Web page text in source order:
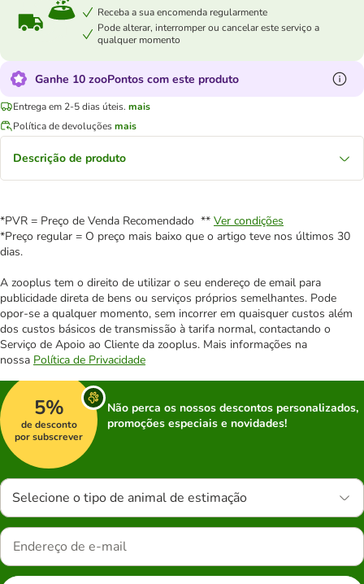
Receba a sua encomenda regularmente
Pode alterar, interromper ou cancelar este serviço a
qualquer momento
Ganhe 10 zooPontos com este produto
Entrega em 2-5 dias úteis. mais
Política de devoluçõesmais
Descrição de produto
*PVR = Preço de Venda Recomendado ** Ver condições
*Preço regular = O preço mais baixo que o artigo teve nos últimos 30
dias.
A zooplus tem o direito de utilizar o seu endereço de email para
publicidade direta de bens ou serviços próprios semelhantes. Pode
opor-se a qualquer momento, sem incorrer em quaisquer custos além
dos custos básicos de transmissão à tarifa normal, contactando o
Serviço de Apoio ao Cliente da zooplus. Mais informações na
nossa Política de Privacidade
5%
de desconto
por subscrever
Não perca os nossos descontos personalizados,
promoções especiais e novidades!
Selecione o tipo de animal de estimação